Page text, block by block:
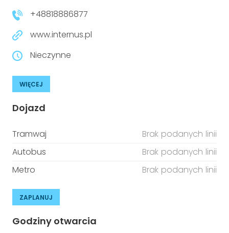
+48818886877
www.internus.pl
Nieczynne
WIĘCEJ
Dojazd
Tramwaj
Brak podanych linii
Autobus
Brak podanych linii
Metro
Brak podanych linii
ZAPLANUJ
Godziny otwarcia